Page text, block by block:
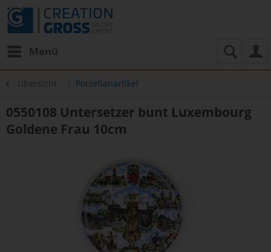
Menü
Übersicht Porzellanartikel
0550108 Untersetzer bunt Luxembourg
Goldene Frau 10cm